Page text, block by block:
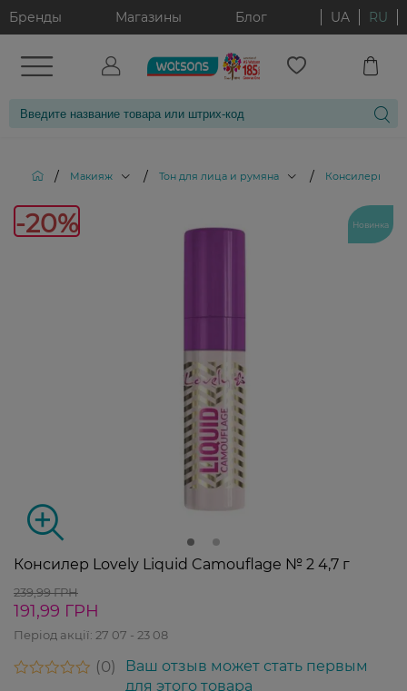
Бренды Магазины Блог UA RU
/ Макияж / Тон для лица и румяна / Консилеры
-20% Новинка
Консилер Lovely Liquid Camouflage № 2 4,7 г
239,99 ГРН
191,99 ГРН
Період акції: 27 07 - 23 08
0
Ваш отзыв может стать первым
для этого товара